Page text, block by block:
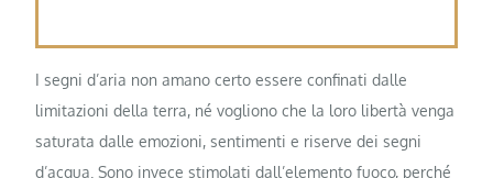
I segni d’aria non amano certo essere confinati dalle
limitazioni della terra, né vogliono che la loro libertà venga
saturata dalle emozioni, sentimenti e riserve dei segni
d’acqua. Sono invece stimolati dall’elemento fuoco, perché